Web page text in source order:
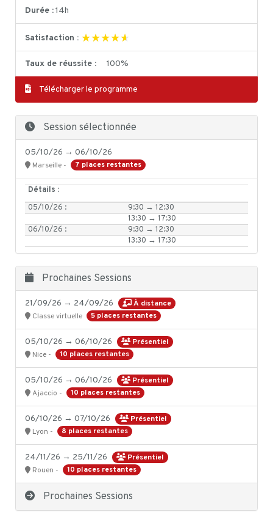
Durée :14h
Satisfaction : ★★★★★
★★★★★
Taux de réussite : 100%
Télécharger le programme
Session sélectionnée
05/10/26 → 06/10/26
Marseille - 7 places restantes
Détails :
05/10/26 :
9:30 → 12:30
13:30 → 17:30
06/10/26 :
9:30 → 12:30
13:30 → 17:30
Prochaines Sessions
21/09/26 → 24/09/26
À distance
Classe virtuelle
5 places restantes
05/10/26 → 06/10/26
Présentiel
Nice -
10 places restantes
05/10/26 → 06/10/26
Présentiel
Ajaccio -
10 places restantes
06/10/26 → 07/10/26
Présentiel
Lyon -
8 places restantes
24/11/26 → 25/11/26
Présentiel
Rouen -
10 places restantes
Prochaines Sessions